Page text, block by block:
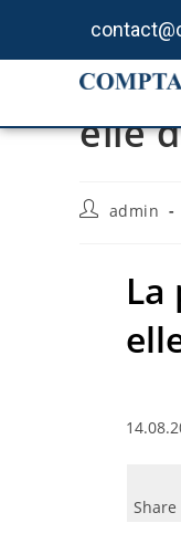
La
elle
admin
La
Share